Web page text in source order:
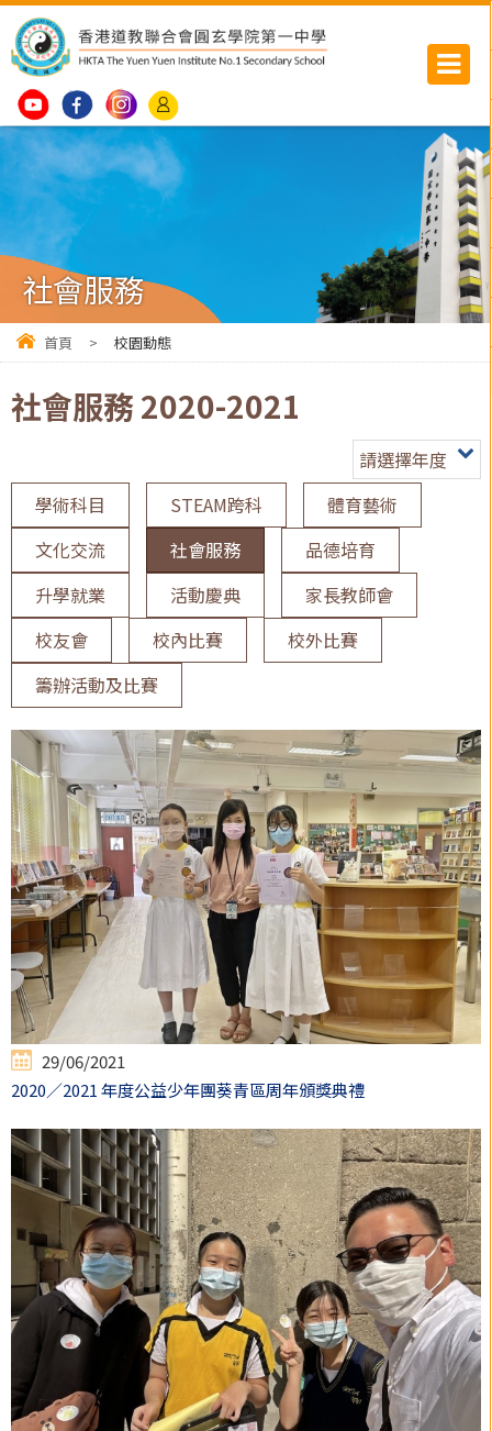
社會服務
首頁 > 校園動態
社會服務 2020-2021
請選擇年度
學術科目
STEAM跨科
體育藝術
文化交流
社會服務
品德培育
升學就業
活動慶典
家長教師會
校友會
校內比賽
校外比賽
籌辦活動及比賽
29/06/2021
2020／2021 年度公益少年團葵青區周年頒獎典禮